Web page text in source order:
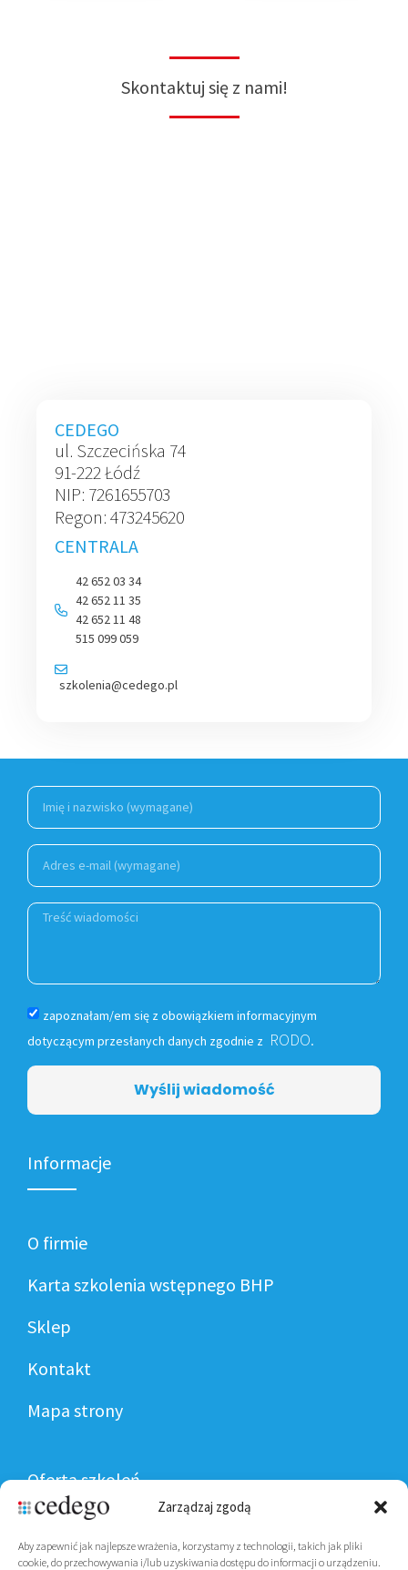
Zarządzaj zgodą
Aby zapewnić jak najlepsze wrażenia, korzystamy z technologii, takich jak pliki
cookie, do przechowywania i/lub uzyskiwania dostępu do informacji o urządzeniu.
Skontaktuj się z nami!
CEDEGO
ul. Szczecińska 74
91-222 Łódź
NIP: 7261655703
Regon: 473245620
CENTRALA
42 652 03 34
42 652 11 35
42 652 11 48
515 099 059
szkolenia@cedego.pl
zapoznałam/em się z obowiązkiem informacyjnym
dotyczącym przesłanych danych zgodnie z RODO.
Wyślij wiadomość
Informacje
O firmie
Karta szkolenia wstępnego BHP
Sklep
Kontakt
Mapa strony
Oferta szkoleń
Kalendarz szkoleń